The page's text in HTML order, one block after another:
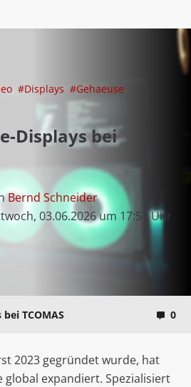
#Displays #Gehaeuse
Displays bei
Bernd Schneider
03.06.2026 um 17:51 Uhr
TCOMAS 0
2023 gegründet wurde, hat
global expandiert. Spezialisiert